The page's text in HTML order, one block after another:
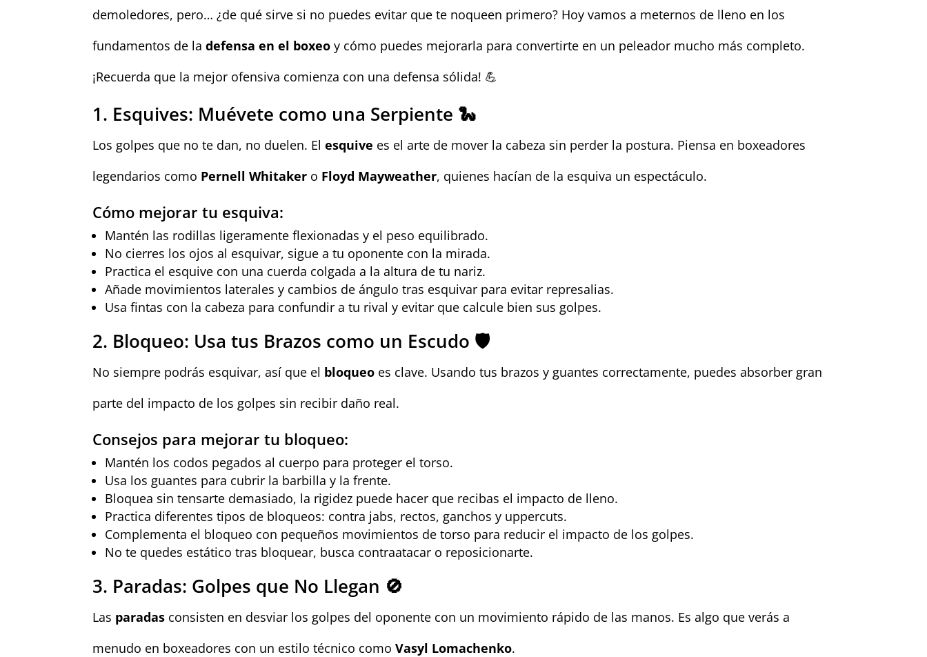
demoledores, pero… ¿de qué sirve si no puedes evitar que te noqueen primero? Hoy vamos a meternos de lleno en los
fundamentos de ladefensa en el boxeo y cómo puedes mejorarla para convertirte en un peleador mucho más completo.
¡Recuerda que la mejor ofensiva comienza con una defensa sólida! 💪
1. Esquives: Muévete como una Serpiente 🐍
Los golpes que no te dan, no duelen. Elesquive es el arte de mover la cabeza sin perder la postura. Piensa en boxeadores
legendarios como Pernell Whitaker o Floyd Mayweather, quienes hacían de la esquiva un espectáculo.
Cómo mejorar tu esquiva:
Mantén las rodillas ligeramente flexionadas y el peso equilibrado.
No cierres los ojos al esquivar, sigue a tu oponente con la mirada.
Practica el esquive con una cuerda colgada a la altura de tu nariz.
Añade movimientos laterales y cambios de ángulo tras esquivar para evitar represalias.
Usa fintas con la cabeza para confundir a tu rival y evitar que calcule bien sus golpes.
2. Bloqueo: Usa tus Brazos como un Escudo 🛡️
No siempre podrás esquivar, así que el bloqueo es clave. Usando tus brazos y guantes correctamente, puedes absorber gran
parte del impacto de los golpes sin recibir daño real.
Consejos para mejorar tu bloqueo:
Mantén los codos pegados al cuerpo para proteger el torso.
Usa los guantes para cubrir la barbilla y la frente.
Bloquea sin tensarte demasiado, la rigidez puede hacer que recibas el impacto de lleno.
Practica diferentes tipos de bloqueos: contra jabs, rectos, ganchos y uppercuts.
Complementa el bloqueo con pequeños movimientos de torso para reducir el impacto de los golpes.
No te quedes estático tras bloquear, busca contraatacar o reposicionarte.
3. Paradas: Golpes que No Llegan 🚫
Las paradas consisten en desviar los golpes del oponente con un movimiento rápido de las manos. Es algo que verás a
menudo en boxeadores con un estilo técnico comoVasyl Lomachenko.